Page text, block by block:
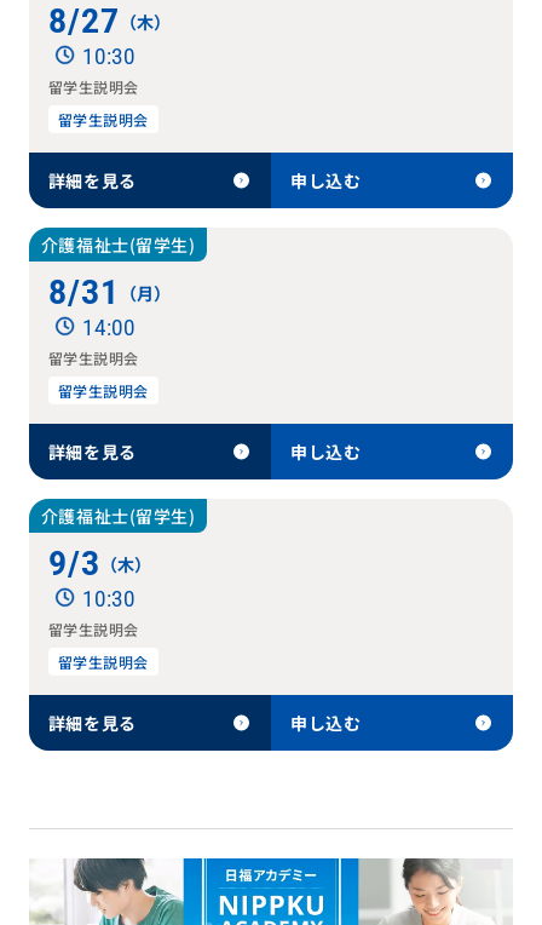
8/27 （木）
10:30
留学生説明会
留学生説明会
詳細を見る 申し込む
介護福祉士(留学生)
8/31 （月）
14:00
留学生説明会
留学生説明会
詳細を見る 申し込む
介護福祉士(留学生)
9/3 （木）
10:30
留学生説明会
留学生説明会
詳細を見る 申し込む